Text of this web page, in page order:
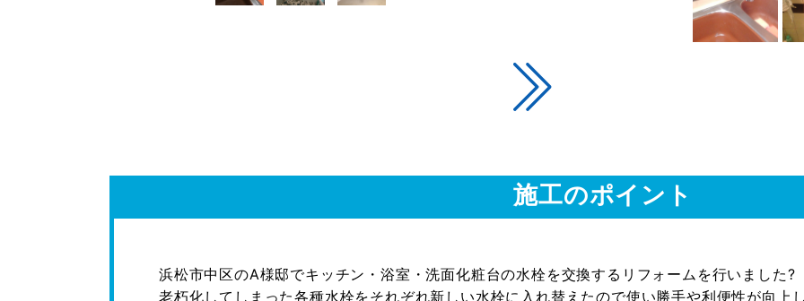
施工のポイント
浜松市中区のA様邸でキッチン・浴室・洗面化粧台の水栓を交換するリフォームを行いました?
老朽化してしまった各種水栓をそれぞれ新しい水栓に入れ替えたので使い勝手や利便性が向上